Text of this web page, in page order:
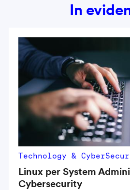
In
Technology &
Linux per System
Cybersecurity